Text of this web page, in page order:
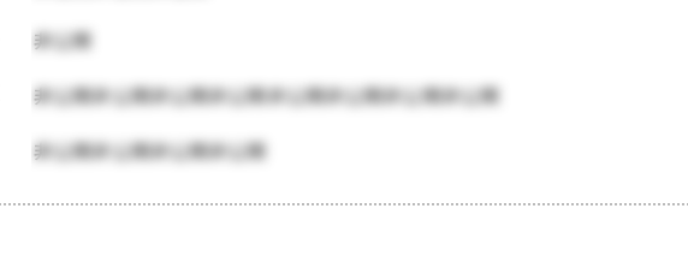
非公開
非公開非公開非公開非公開非公開非公開非公開非公開
非公開非公開非公開非公開